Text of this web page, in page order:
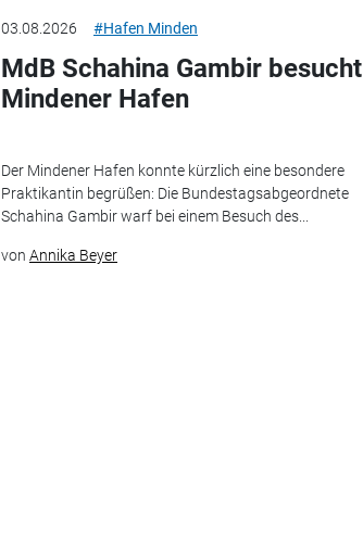
03.08.2026 #Hafen Minden
MdB Schahina Gambir besucht
Mindener Hafen
Der Mindener Hafen konnte kürzlich eine besondere
Praktikantin begrüßen: Die Bundestagsabgeordnete
Schahina Gambir warf bei einem Besuch des...
von Annika Beyer